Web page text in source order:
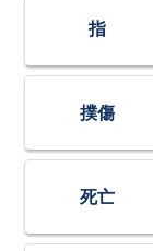
指
撲傷
死亡